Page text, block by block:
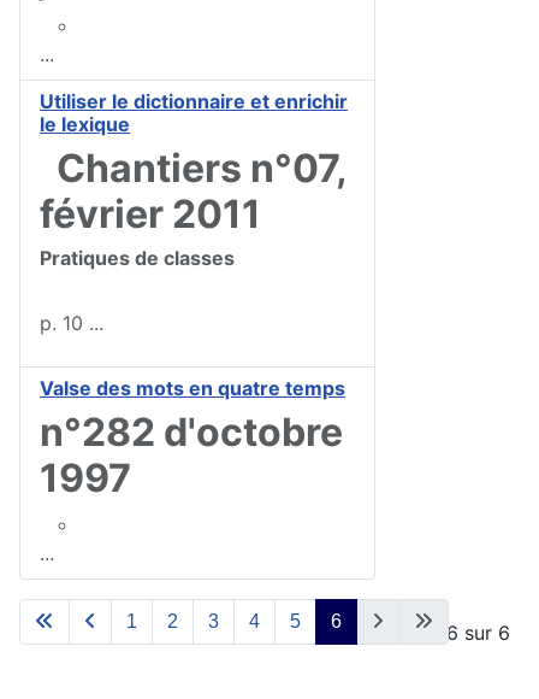
...
Utiliser le dictionnaire et enrichir
le lexique
Chantiers n°07,
février 2011
Pratiques de classes
p. 10 ...
Valse des mots en quatre temps
n°282 d'octobre
1997
...
Page 6 sur 6
1 2 3 4 5 6